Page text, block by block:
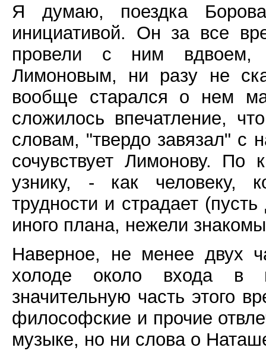
Я думаю, поездка
инициативой. Он за все
провели с ним вдвоем,
Лимоновым, ни разу не
вообще старался о нем
сложилось впечатление,
словам, "твердо завязал" с
сочувствует Лимонову. По
узнику, - как человеку,
трудности и страдает
иного плана, нежели
Наверное, не менее двух
холоде около входа в
значительную часть этого
философские и прочие
музыке, но ни слова о